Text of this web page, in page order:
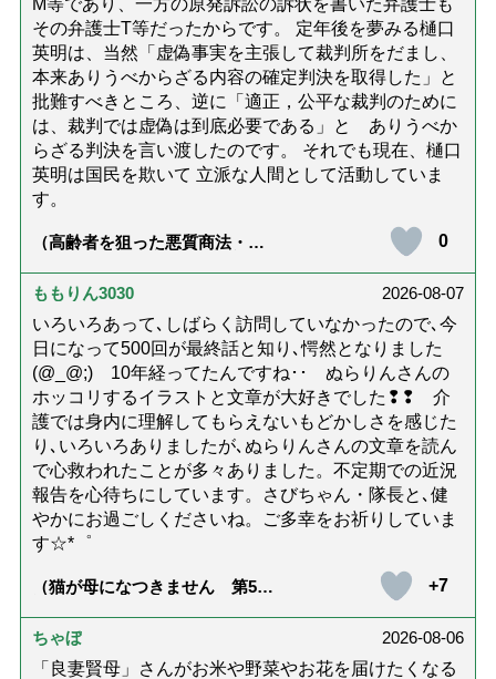
その弁護士T等だったからです。 定年後を夢みる樋口
英明は、当然「虚偽事実を主張して裁判所をだまし、
本来ありうべからざる内容の確定判決を取得した」と
批難すべきところ、逆に「適正，公平な裁判のために
は、裁判では虚偽は到底必要である」と ありうべか
らざる判決を言い渡したのです。 それでも現在、樋口
英明は国民を欺いて 立派な人間として活動していま
す。
（高齢者を狙った悪質商法・訪
ないための4つの対策「騙されや
すい人の特徴は？」【社会福祉
0
ももりん3030
2026-08-07
いろいろあって､しばらく訪問していなかったので､今
日になって500回が最終話と知り､愕然となりました
(@_@;) 10年経ってたんですね･･ ぬらりんさんの
ホッコリするイラストと文章が大好きでした❢❢ 介
護では身内に理解してもらえないもどかしさを感じた
り､いろいろありましたが､ぬらりんさんの文章を読ん
で心救われたことが多々ありました。不定期での近況
報告を心待ちにしています。さびちゃん・隊長と､健
やかにお過ごしくださいね。ご多幸をお祈りしていま
す☆*゜
（猫が母になつきません 第500
+7
ちゃぼ
2026-08-06
「良妻賢母」さんがお米や野菜やお花を届けたくなる